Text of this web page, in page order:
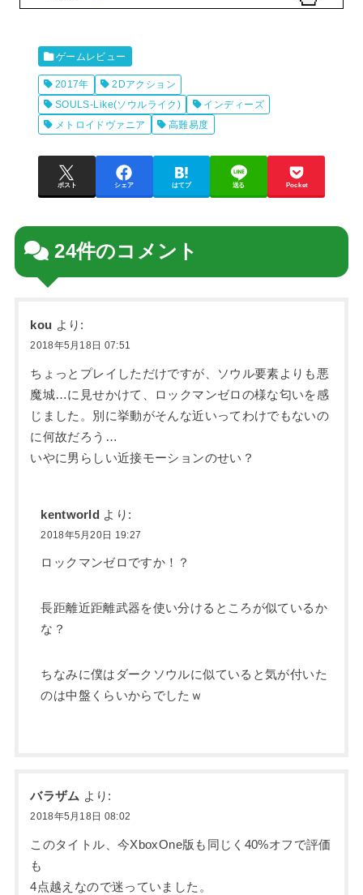
ゲームレビュー
2017年
2Dアクション
SOULS-Like(ソウルライク)
インディーズ
メトロイドヴァニア
高難易度
ポスト シェア はてブ 送る Pocket
24件のコメント
kou より:
2018年5月18日 07:51
ちょっとプレイしただけですが、ソウル要素よりも悪
魔城…に見せかけて、ロックマンゼロの様な匂いを感
じました。別に挙動がそんな近いってわけでもないの
に何故だろう…
いやに男らしい近接モーションのせい？
kentworld より:
2018年5月20日 19:27
ロックマンゼロですか！？
長距離近距離武器を使い分けるところが似ているか
な？
ちなみに僕はダークソウルに似ていると気が付いた
のは中盤くらいからでしたｗ
バラザム より:
2018年5月18日 08:02
このタイトル、今XboxOne版も同じく40%オフで評価
も
4点越えなので迷っていました。